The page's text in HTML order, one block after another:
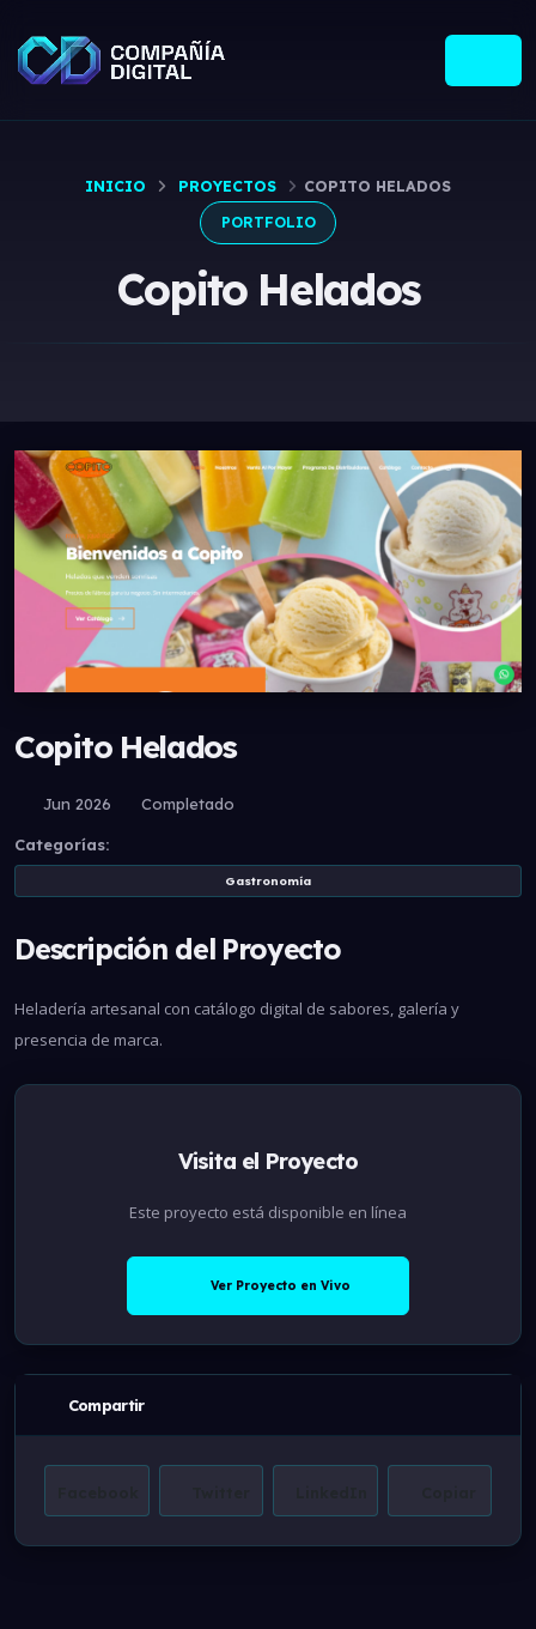
PORTFOLIO
Copito Helados
INICIO PROYECTOS COPITO HELADOS
Copito Helados
Jun 2026 Completado
Categorías:
Gastronomía
Descripción del Proyecto
Heladería artesanal con catálogo digital de sabores, galería y
presencia de marca.
Visita el Proyecto
Este proyecto está disponible en línea
Ver Proyecto en Vivo
Compartir